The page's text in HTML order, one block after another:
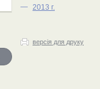
—2013 г.
версія для друку